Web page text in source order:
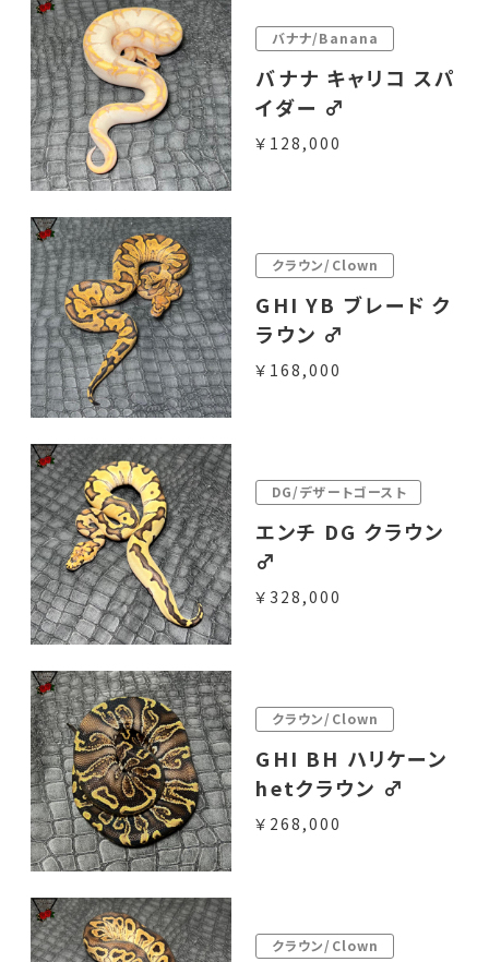
バナナ/Banana
バナナ キャリコ スパ
イダー ♂
￥128,000
クラウン/Clown
GHI YB ブレード ク
ラウン ♂
￥168,000
DG/デザートゴースト
エンチ DG クラウン
♂
￥328,000
クラウン/Clown
GHI BH ハリケーン
hetクラウン ♂
￥268,000
クラウン/Clown